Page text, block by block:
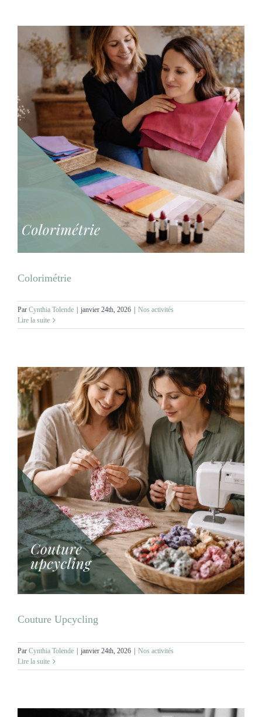
Colorimétrie
Par Cynthia Tolende | janvier 24th, 2026 | Nos activités
Lire la suite
Couture Upcycling
Par Cynthia Tolende | janvier 24th, 2026 | Nos activités
Lire la suite